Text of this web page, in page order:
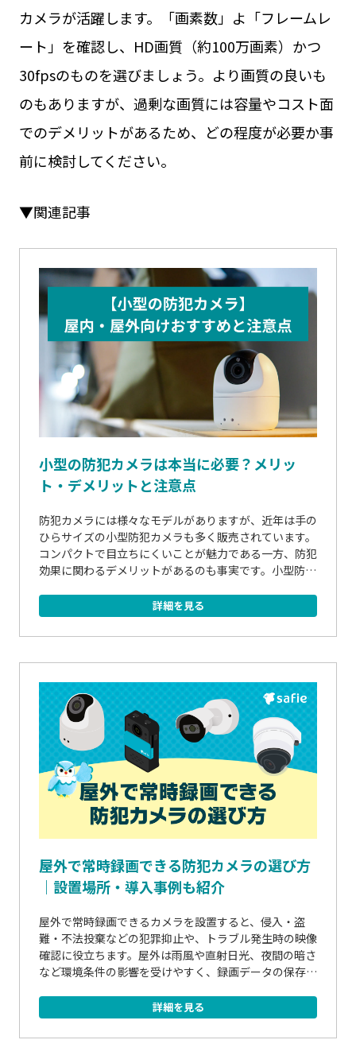
カメラが活躍します。「画素数」よ「フレームレ
ート」を確認し、HD画質（約100万画素）かつ
30fpsのものを選びましょう。より画質の良いも
のもありますが、過剰な画質には容量やコスト面
でのデメリットがあるため、どの程度が必要か事
前に検討してください。
▼関連記事
小型の防犯カメラは本当に必要？メリッ
ト・デメリットと注意点
防犯カメラには様々なモデルがありますが、近年は手の
ひらサイズの小型防犯カメラも多く販売されています。
コンパクトで目立ちにくいことが魅力である一方、防犯
効果に関わるデメリットがあるのも事実です。小型防犯
向けと屋外向けのおすすめ商品を合計4つご紹介。本...
詳細を見る
屋外で常時録画できる防犯カメラの選び方
｜設置場所・導入事例も紹介
屋外で常時録画できるカメラを設置すると、侵入・盗
難・不法投棄などの犯罪抑止や、トラブル発生時の映像
確認に役立ちます。屋外は雨風や直射日光、夜間の暗さ
など環境条件の影響を受けやすく、録画データの保存方
ません。本記事では、屋外で常時録画できる防犯カメ...
詳細を見る